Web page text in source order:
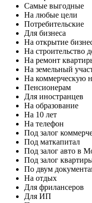
Самые выгодные
На любые цели
Потребительские
Для бизнеса
На открытие
На строительство
На ремонт
На земельный
На коммерческую
Пенсионерам
Для иностранцев
На образование
На 10 лет
На телефон
Под залог
Под маткапитал
Под залог авто в
Под залог
По двум
На отдых
Для фрилансеров
Для ИП